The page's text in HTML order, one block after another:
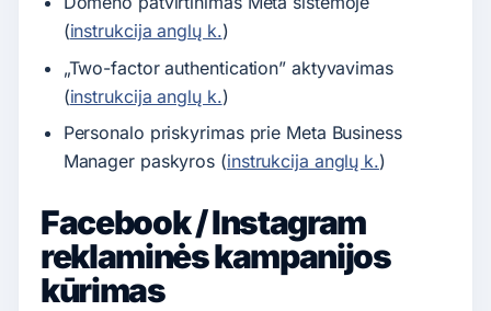
(instrukcija anglų k.)
„Two-factor authentication” aktyvavimas
(instrukcija anglų k.)
Personalo priskyrimas prie Meta Business
Manager paskyros (instrukcija anglų k.)
Facebook / Instagram
reklaminės kampanijos
kūrimas